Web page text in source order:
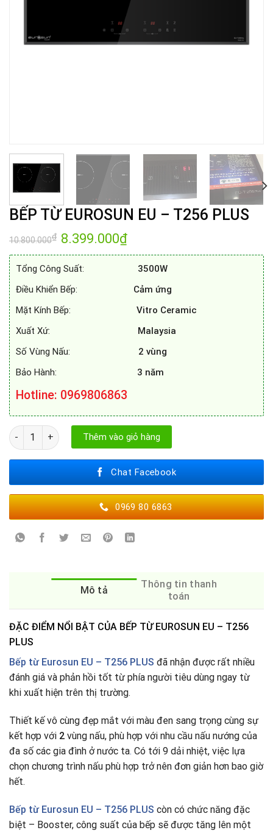
BẾP TỪ EUROSUN EU – T256 PLUS
10.800.000₫ Giá
gốc
là:
10.800.000₫.
8.399.000₫Giá
tại
8.399.000₫.
Tổng Công Suất:
3500W
Điều Khiển Bếp: Cảm ứng
Mặt Kính Bếp: Vitro Ceramic
Xuất Xứ:
Malaysia
Số Vùng Nấu: 2 vùng
Bảo Hành: 3 năm
Hotline: 0969806863
BẾP TỪ EUROSUN EU - T256 PLUS số lượng
Thêm vào giỏ hàng
Chat Facebook
0969 80 6863
Mô tả
Thông tin thanh
toán
ĐẶC ĐIỂM NỔI BẬT CỦA BẾP TỪ EUROSUN EU – T256
PLUS
Bếp từ Eurosun EU – T256 PLUS đã nhận được rất nhiều
đánh giá và phản hồi tốt từ phía người tiêu dùng ngay từ
khi xuất hiện trên thị trường.
Thiết kế vô cùng đẹp mắt với màu đen sang trọng cùng sự
kết hợp với 2 vùng nấu, phù hợp với nhu cầu nấu nướng của
đa số các gia đình ở nước ta. Có tới 9 dải nhiệt, việc lựa
chọn chương trình nấu phù hợp trở nên đơn giản hơn bao giờ
hết.
Bếp từ Eurosun EU – T256 PLUS còn có chức năng đặc
biệt – Booster, công suất của bếp sẽ được tăng lên một